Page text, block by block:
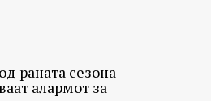
раната сезона
алармот за